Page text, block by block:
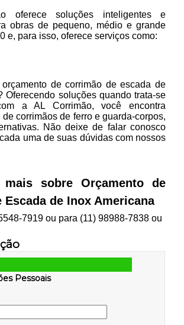
oferece soluções inteligentes e
obras de pequeno, médio e grande
e, para isso, oferece serviços como:
orçamento de corrimão de escada de
Oferecendo soluções quando trata-se
a AL Corrimão, você encontra
corrimãos de ferro e guarda-corpos,
Não deixe de falar conosco
uma de suas dúvidas com nossos
mais sobre Orçamento de
Escada de Inox Americana
7919ou para (11) 98988-7838ou
Pessoais